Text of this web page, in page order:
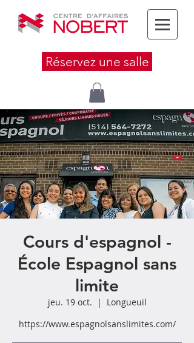
Réservez une salle
Cours d'espagnol -
École Espagnol sans
limite
jeu. 19 oct.
  |
Longueuil
https://www.espagnolsanslimites.com/